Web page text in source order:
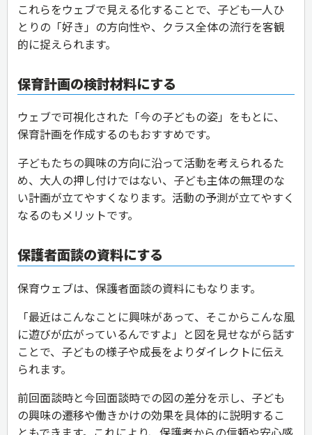
これらをウェブで見える化することで、子ども一人ひ
とりの「好き」の方向性や、クラス全体の流行を客観
的に捉えられます。
保育計画の検討材料にする
ウェブで可視化された「今の子どもの姿」をもとに、
保育計画を作成するのもおすすめです。
子どもたちの興味の方向に沿って活動を考えられるた
め、大人の押し付けではない、子ども主体の無理のな
い計画が立てやすくなります。活動の予測が立てやすく
なるのもメリットです。
保護者面談の資料にする
保育ウェブは、保護者面談の資料にもなります。
「最近はこんなことに興味があって、そこからこんな風
に遊びが広がっているんですよ」と図を見せながら話す
ことで、子どもの様子や成長をよりダイレクトに伝え
られます。
前回面談時と今回面談時での図の差分を示し、子ども
の興味の遷移や働きかけの効果を具体的に説明するこ